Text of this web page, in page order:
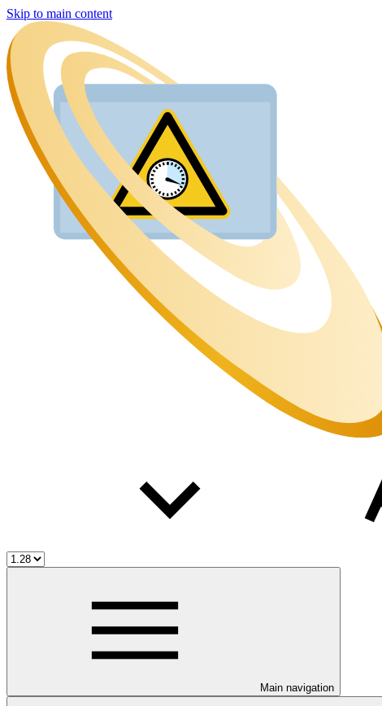
Skip to main content
Main navigation